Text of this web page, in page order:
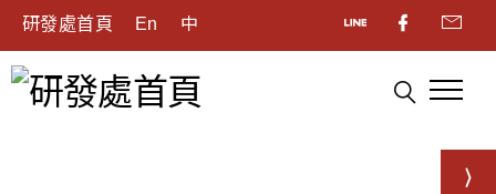
研發處首頁 En 中